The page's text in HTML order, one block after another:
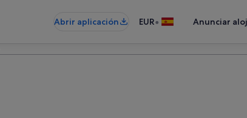
Abrir aplicación EUR• Anunciar